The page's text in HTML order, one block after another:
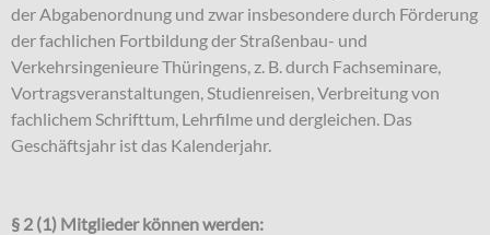
der Abgabenordnung und zwar insbesondere durch Förderung
der fachlichen Fortbildung der Straßenbau- und
Verkehrsingenieure Thüringens, z. B. durch Fachseminare,
Vortragsveranstaltungen, Studienreisen, Verbreitung von
fachlichem Schrifttum, Lehrfilme und dergleichen. Das
Geschäftsjahr ist das Kalenderjahr.
§ 2 (1) Mitglieder können werden: